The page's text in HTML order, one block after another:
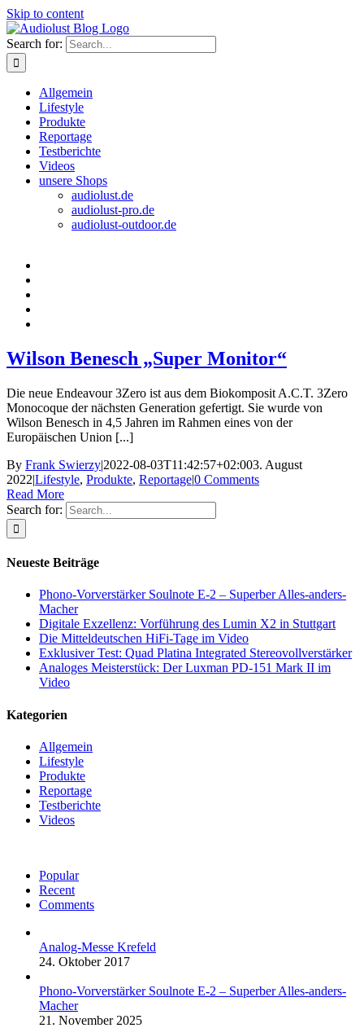
Skip to content
Search for:
Allgemein
Lifestyle
Produkte
Reportage
Testberichte
Videos
unsere Shops
audiolust.de
audiolust-pro.de
audiolust-outdoor.de
Wilson Benesch „Super Monitor“
Die neue Endeavour 3Zero ist aus dem Biokomposit A.C.T. 3Zero
Monocoque der nächsten Generation gefertigt. Sie wurde von
Wilson Benesch in 4,5 Jahren im Rahmen eines von der
Europäischen Union [...]
By Frank Swierzy|2022-08-03T11:42:57+02:003. August
2022|Lifestyle, Produkte, Reportage|0 Comments
Read More
Search for:
Neueste Beiträge
Phono-Vorverstärker Soulnote E-2 – Superber Alles-anders-
Macher
Digitale Exzellenz: Vorführung des Lumin X2 in Stuttgart
Die Mitteldeutschen HiFi-Tage im Video
Exklusiver Test: Quad Platina Integrated Stereovollverstärker
Analoges Meisterstück: Der Luxman PD-151 Mark II im
Video
Kategorien
Allgemein
Lifestyle
Produkte
Reportage
Testberichte
Videos
Popular
Recent
Comments
Analog-Messe Krefeld
24. Oktober 2017
Phono-Vorverstärker Soulnote E-2 – Superber Alles-anders-
Macher
21. November 2025